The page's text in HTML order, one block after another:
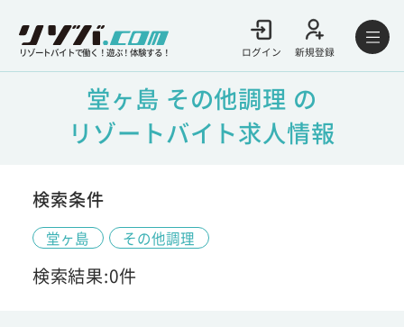
リゾートバイトで働く！遊ぶ！体験する！ ログイン 新規登録
堂ヶ島 その他調理 の
リゾートバイト求人情報
検索条件
堂ヶ島 その他調理
検索結果:0件